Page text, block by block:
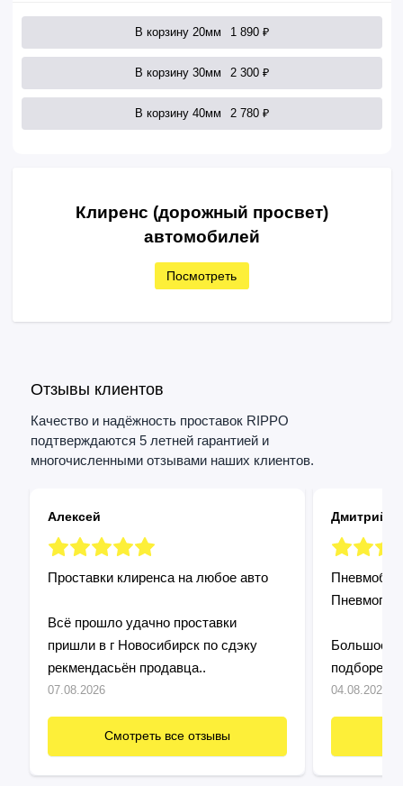
В корзину 20мм 1 890 ₽
В корзину 30мм 2 300 ₽
В корзину 40мм 2 780 ₽
Клиренс (дорожный просвет)
автомобилей
Посмотреть
Отзывы клиентов
Качество и надёжность проставок RIPPO
подтверждаются 5 летней гарантией и
многочисленными отзывами наших клиентов.
Алексей
Проставки клиренса на любое авто
Всё прошло удачно проставки
пришли в г Новосибирск по сдэку
рекмендасьён продавца..
07.08.2026
Смотреть все отзывы
Дмитрий
Большое
подборе и
Установил
04.08.2026